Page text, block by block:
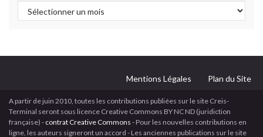
Archives
Mentions Légales Plan du Site
A partir de juin 2010, toutes les contributions publiées sur le site Creis-
Terminal seront sous licence Creative Commons BY NC ND (juridiction
française) - contrat Creative Commons - Pour les nouvelles contributions en
ligne, les auteurs signeront un accord - Les anciennes publications sur le site